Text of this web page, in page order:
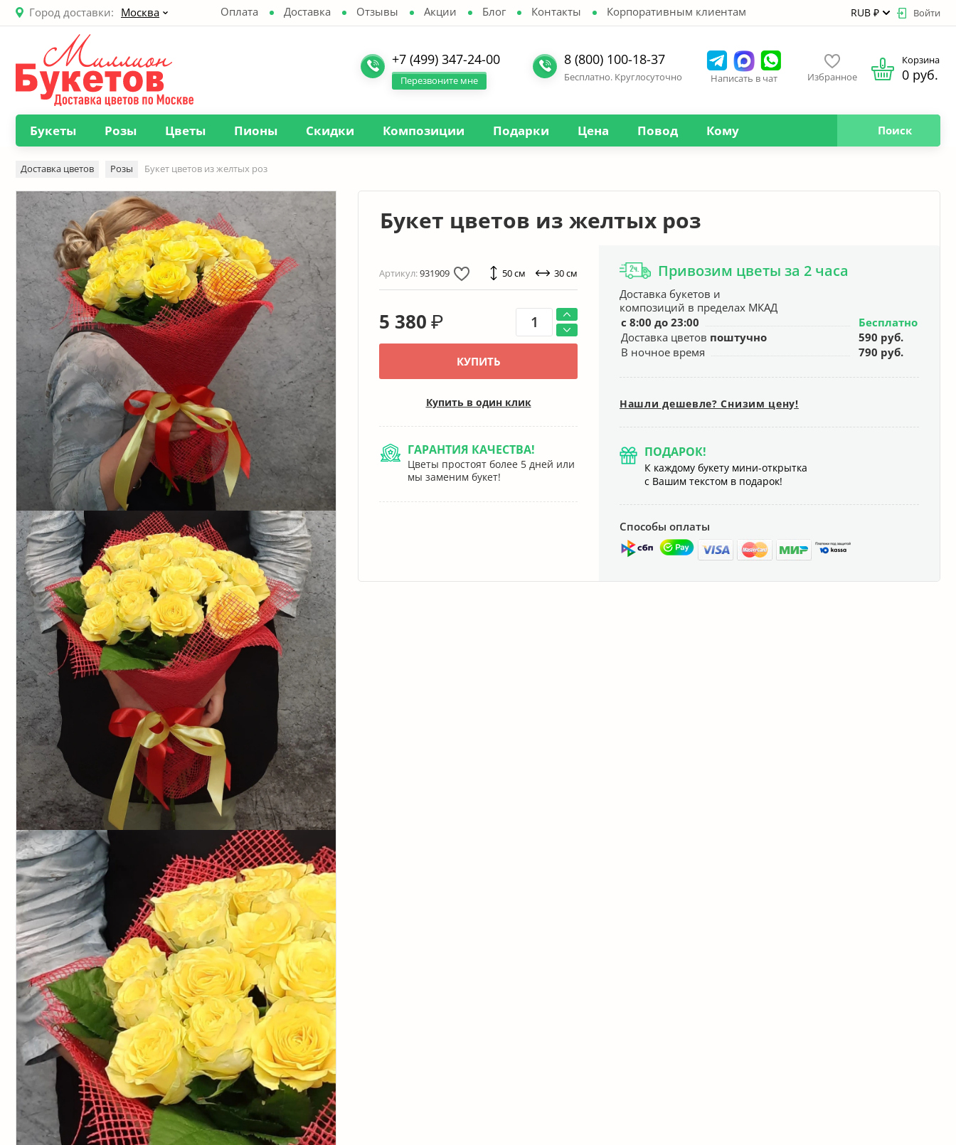
Оплата Доставка Отзывы Акции Блог Контакты Корпоративным клиентам
Город доставки: Москва RUB ₽ Войти
+7 (499) 347-24-00
Перезвоните мне
8 (800) 100-18-37
Бесплатно. Круглосуточно Написать в чат Избранное
Корзина
0 руб.
Букеты Розы Цветы Пионы Скидки Композиции Подарки Цена Повод Кому Поиск
Доставка цветов Розы Букет цветов из желтых роз
Букет цветов из желтых роз
Артикул:931909 50 см 30 см
5 380 ₽
КУПИТЬ
Купить в один клик
ГАРАНТИЯ КАЧЕСТВА!
Цветы простоят более 5 дней или
мы заменим букет!
Привозим цветы за 2 часа
Доставка букетов и
композиций в пределах МКАД
с 8:00 до 23:00
Бесплатно
Доставка цветов поштучно
590 руб.
В ночное время
790 руб.
Нашли дешевле? Снизим цену!
ПОДАРОК!
К каждому букету мини-открытка
с Вашим текстом в подарок!
Способы оплаты